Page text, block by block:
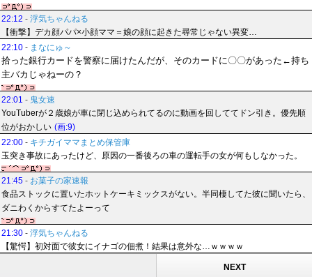
22:12 - 浮気ちゃんねる
【衝撃】デカ顔パパ×小顔ママ＝娘の顔に起きた尋常じゃない異変…
22:10 - まなにゅ～
拾った銀行カードを警察に届けたんだが、そのカードに〇〇があった←持ち
主バカじゃねーの？
22:01 - 鬼女速
YouTuberが２歳娘が車に閉じ込められてるのに動画を回しててドン引き。優先順
位がおかしい (画:9)
22:00 - キチガイママまとめ保管庫
玉突き事故にあったけど、原因の一番後ろの車の運転手の女が何もしなかった。
21:45 - お菓子の家速報
食品ストックに置いたホットケーキミックスがない。半同棲してた彼に聞いたら、
ダニわくからすてたよーって
21:30 - 浮気ちゃんねる
【驚愕】初対面で彼女にイナゴの佃煮！結果は意外な…ｗｗｗｗ
NEXT